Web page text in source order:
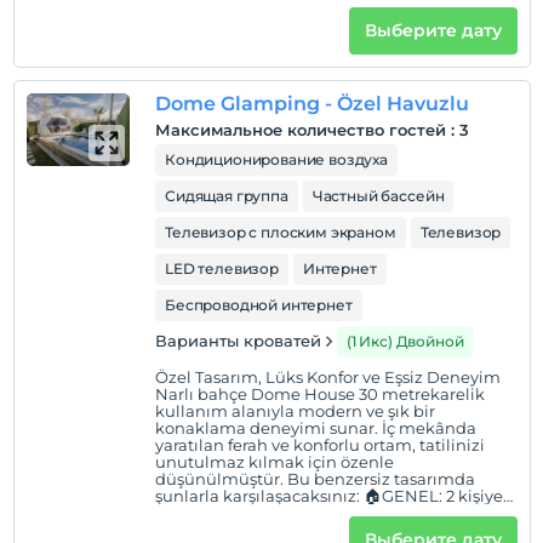
Показать на
карте
Политики объекта
Домашние животные
Домашние животные не допускаются
Есть места для курения
С детей младше 2 плата не взимается.
Плата за 1 ребенка (детей) в возрасте до 12 на номер
Выберите дату
Dome Glamping - Özel Havuzlu
Максимальное количество гостей : 3
Кондиционирование воздуха
Сидящая группа
Частный бассейн
Телевизор с плоским экраном
Телевизор
LED телевизор
Интернет
Беспроводной интернет
Варианты кроватей (1 Икс) Двойной
Özel Tasarım, Lüks Konfor ve Eşsiz Deneyim
Narlı bahçe Dome House 30 metrekarelik
kullanım alanıyla modern ve şık bir
konaklama deneyimi sunar. İç mekânda
yaratılan ferah ve konforlu ortam, tatilinizi
unutulmaz kılmak için özenle
düşünülmüştür. Bu benzersiz tasarımda
şunlarla karşılaşacaksınız: 🏠GENEL: 2 kişiye
kadar konaklama imkanı 0-6 yaş 1 çocuk